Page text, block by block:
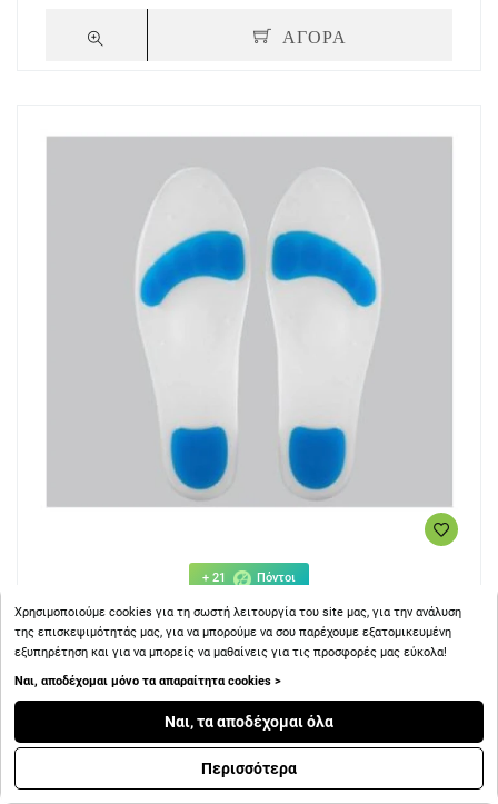
ΑΓΟΡΑ
+ 21 Πόντοι
Anatomic Line Πέλμα Σιλικόνης 5733 (Ζεύγος) (40-41) L
20.56€
Χρησιμοποιούμε cookies για τη σωστή λειτουργία του site μας, για την ανάλυση
της επισκεψιμότητάς μας, για να μπορούμε να σου παρέχουμε εξατομικευμένη
εξυπηρέτηση και για να μπορείς να μαθαίνεις για τις προσφορές μας εύκολα!
Ναι, αποδέχομαι μόνο τα απαραίτητα cookies >
Ναι, τα αποδέχομαι όλα
Περισσότερα